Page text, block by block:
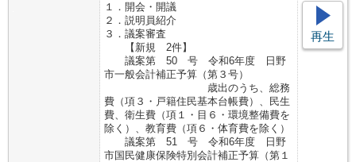
１．開会・開議
２．説明員紹介
３．議案審査
【新規 2件】
議案第 50 号 令和6年度 日野
市一般会計補正予算（第３号）
歳出のうち、総務
費（項３・戸籍住民基本台帳費）、民生
費、衛生費（項１・目６・環境整備費を
除く）、教育費（項６・体育費を除く）
議案第 51 号 令和6年度 日野
市国民健康保険特別会計補正予算（第１
再生